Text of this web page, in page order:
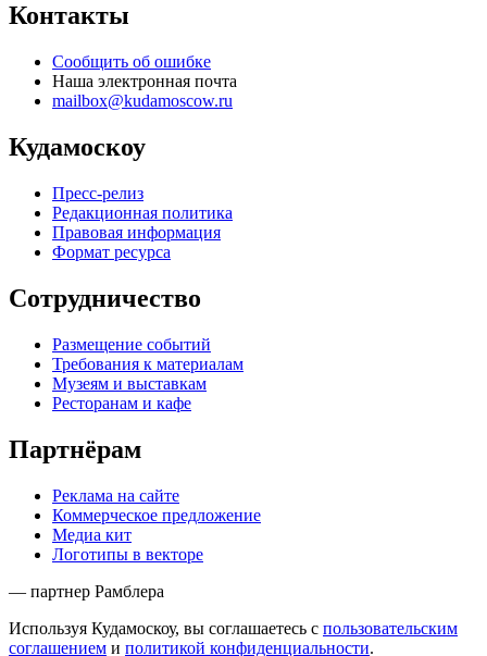
Контакты
Сообщить об ошибке
Наша электронная почта
mailbox@kudamoscow.ru
Кудамоскоу
Пресс-релиз
Редакционная политика
Правовая информация
Формат ресурса
Сотрудничество
Размещение событий
Требования к материалам
Музеям и выставкам
Ресторанам и кафе
Партнёрам
Реклама на сайте
Коммерческое предложение
Медиа кит
Логотипы в векторе
— партнер Рамблера
Используя Кудамоскоу, вы соглашаетесь с пользовательским
соглашением и политикой конфиденциальности.